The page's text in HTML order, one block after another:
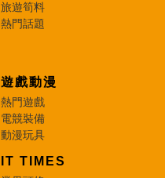
旅遊筍料
熱門話題
遊戲動漫
熱門遊戲
電競裝備
動漫玩具
IT TIMES